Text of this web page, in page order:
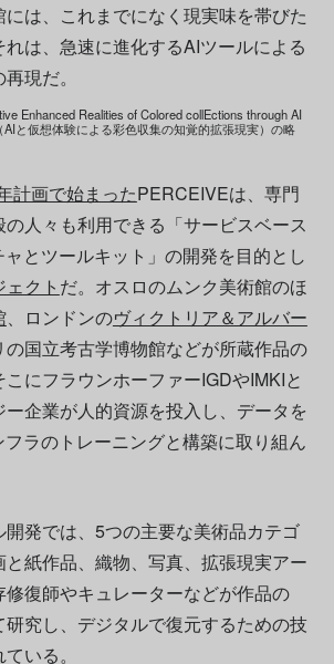
は、これまでになく現実味を帯びた
は、急速に進化するAIツールによる
現だ。
Enhanced Realities of Colored collEctions through AI
と仮想体験による彩色収集の知覚的拡張現実）の略
計画で始まったPERCEIVEは、専門
人々も利用できる「サービスベース
とツールキット」の開発を目的とし
クト だ。オスロのムンク美術館のほ
、ロンドンのヴィクトリア＆アルバー
の国立考古学博物館などが所蔵作品の
にフラウンホーファーIGDやIMKIと
企業が人的資源を投入し、データを
ラのトレーニングと構築に取り組ん
開発では、5つの主要な美術品カテゴ
と紙作品、織物、写真、拡張現実アー
修復師やキュレーターなどが作品の
究し、デジタルで復元するための技
いる。